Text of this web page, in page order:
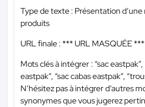
Type de texte : Présentation
produits
URL finale : *** URL MASQUÉE ***
Mots clés à intégrer : “sac eastpak”,
eastpak”, “sac cabas eastpak”,
N’hésitez pas à intégrer d’autres
synonymes que vous jugerez